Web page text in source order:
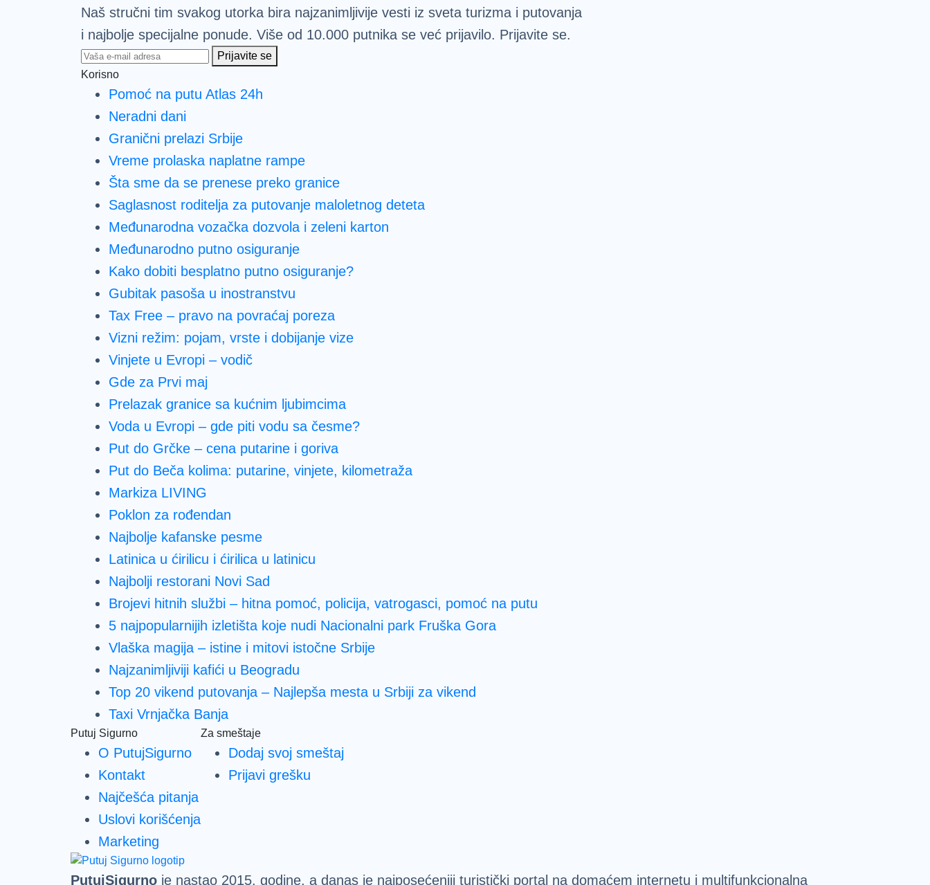
Naš stručni tim svakog utorka bira najzanimljivije vesti iz sveta turizma i putovanja
i najbolje specijalne ponude. Više od 10.000 putnika se već prijavilo. Prijavite se.
Prijavite se
Korisno
Pomoć na putu Atlas 24h
Neradni dani
Granični prelazi Srbije
Vreme prolaska naplatne rampe
Šta sme da se prenese preko granice
Saglasnost roditelja za putovanje maloletnog deteta
Međunarodna vozačka dozvola i zeleni karton
Međunarodno putno osiguranje
Kako dobiti besplatno putno osiguranje?
Gubitak pasoša u inostranstvu
Tax Free – pravo na povraćaj poreza
Vizni režim: pojam, vrste i dobijanje vize
Vinjete u Evropi – vodič
Gde za Prvi maj
Prelazak granice sa kućnim ljubimcima
Voda u Evropi – gde piti vodu sa česme?
Put do Grčke – cena putarine i goriva
Put do Beča kolima: putarine, vinjete, kilometraža
Markiza LIVING
Poklon za rođendan
Najbolje kafanske pesme
Latinica u ćirilicu i ćirilica u latinicu
Najbolji restorani Novi Sad
Brojevi hitnih službi – hitna pomoć, policija, vatrogasci, pomoć na putu
5 najpopularnijih izletišta koje nudi Nacionalni park Fruška Gora
Vlaška magija – istine i mitovi istočne Srbije
Najzanimljiviji kafići u Beogradu
Top 20 vikend putovanja – Najlepša mesta u Srbiji za vikend
Taxi Vrnjačka Banja
Putuj Sigurno
O PutujSigurno
Kontakt
Najčešća pitanja
Uslovi korišćenja
Marketing
Za smeštaje
Dodaj svoj smeštaj
Prijavi grešku
PutujSigurno je nastao 2015. godine, a danas je najposećeniji turistički portal na domaćem internetu i multifunkcionalna